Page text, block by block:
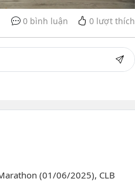
0 bình luận 0 lượt thích
(01/06/2025), CLB